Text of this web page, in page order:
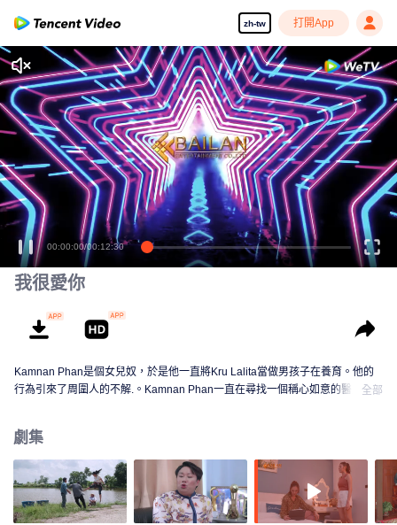
zh-tw 打開App
00:00:00/00:12:30
我很愛你
Kamnan Phan是個女兒奴，於是他一直將Kru Lalita當做男孩子在養育。他的
行為引來了周圍人的不解.。Kamnan Phan一直在尋找一個稱心如意的醫生女
了，而此時她身邊已有帥氣多金的老公Tide。Tide決定要解決任何來糾纏自己
女人的人...
全部
劇集